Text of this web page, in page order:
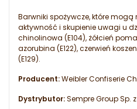
Barwniki spożywcze, które
aktywność i skupienie uwagi u
chinolinowa (E104), żółcień
azorubina (E122), czerwień
(E129).
Producent:Weibler Confiserie
Dystrybutor:Sempre Group Sp.